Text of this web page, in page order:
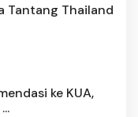
Tantang Thailand
ke KUA,